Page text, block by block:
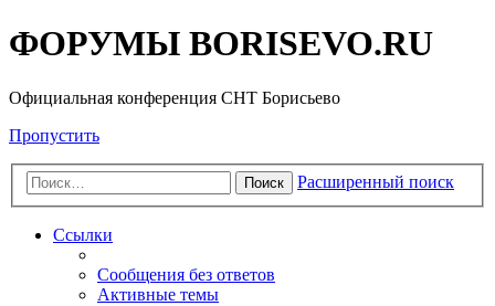
ФОРУМЫ BORISEVO.RU
Официальная конференция СНТ Борисьево
Пропустить
Поиск Расширенный поиск
Ссылки
Сообщения без ответов
Активные темы